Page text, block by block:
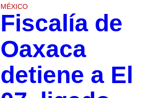
MÉXICO
Fiscalía de
Oaxaca
detiene a El